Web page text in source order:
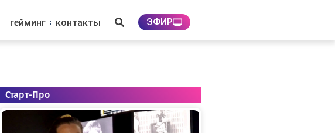
гейминг контакты ЭФИР
Старт-Про